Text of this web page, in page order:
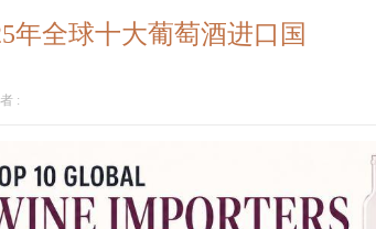
年全球十大葡萄酒进口国
: